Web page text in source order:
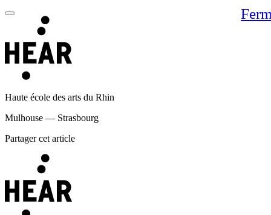
Haute école des arts du Rhin
Mulhouse — Strasbourg
Partager cet article